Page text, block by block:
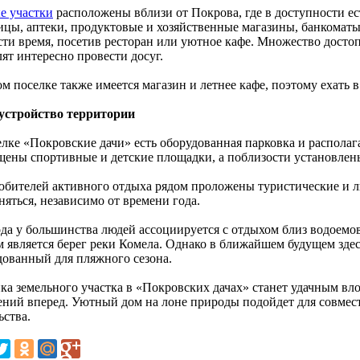
участки расположены вблизи от Покрова, где в доступности
аптеки, продуктовые и хозяйственные магазины,
время, посетив ресторан или уютное кафе. Множество
интересно провести досуг.
поселке также имеется магазин и летнее кафе, поэтому ехать
территории
«Покровские дачи» есть оборудованная парковка и
спортивные и детские площадки, а поблизости
активного отдыха рядом проложены туристические и
независимо от времени года.
у большинства людей ассоциируется с отдыхом близ
является берег реки Комела. Однако в ближайшем будущем
для пляжного сезона.
земельного участка в «Покровских дачах» станет удачным
вперед. Уютный дом на лоне природы подойдет для